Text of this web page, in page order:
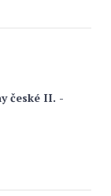
české II. -